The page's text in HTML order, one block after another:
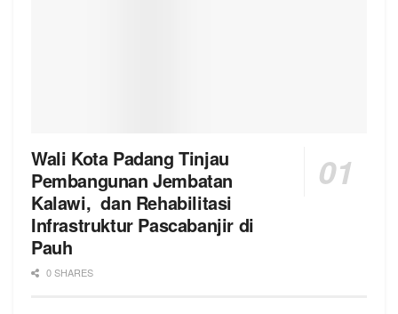
Wali Kota Padang Tinjau
Pembangunan Jembatan
Kalawi, dan Rehabilitasi
Infrastruktur Pascabanjir di
Pauh
0 SHARES